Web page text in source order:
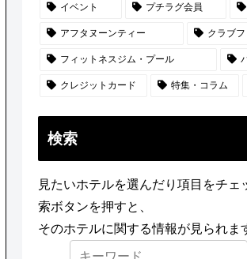
イベント プチラグ会員
アフタヌーンティー クラブ
フィットネスジム・プール
クレジットカード 特集・コラム
検索
見たいホテルを選んだり項目をチェ
索ボタンを押すと、
そのホテルに関する情報が見られま